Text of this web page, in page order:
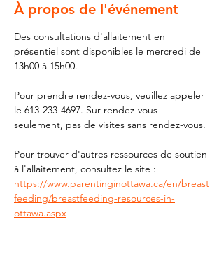
À propos de l'événement
Des consultations d'allaitement en
présentiel sont disponibles le mercredi de
13h00 à 15h00.
Pour prendre rendez-vous, veuillez appeler
le 613-233-4697. Sur rendez-vous
seulement, pas de visites sans rendez-vous.
Pour trouver d'autres ressources de soutien
à l'allaitement, consultez le site :
https://www.parentinginottawa.ca/en/breast
feeding/breastfeeding-resources-in-
ottawa.aspx